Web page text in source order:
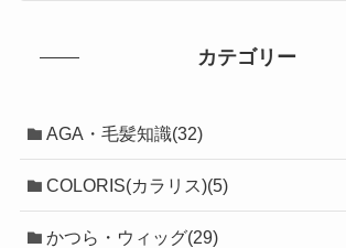
カテゴリー
AGA・毛髪知識(32)
COLORIS(カラリス)(5)
かつら・ウィッグ(29)